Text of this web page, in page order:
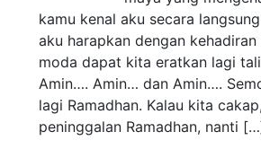
kamu kenal aku secara
aku harapkan dengan kehadiran
moda dapat kita eratkan lagi
Amin…. Amin… dan Amin….
lagi Ramadhan. Kalau kita
peninggalan Ramadhan, nanti